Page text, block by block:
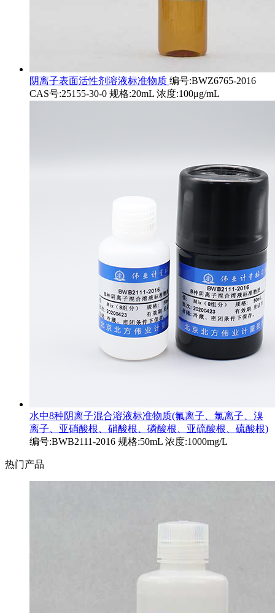
阴离子表面活性剂溶液标准物质 编号:BWZ6765-2016
CAS号:25155-30-0 规格:20mL 浓度:100μg/mL
水中8种阴离子混合溶液标准物质(氟离子、氯离子、溴
离子、亚硝酸根、硝酸根、磷酸根、亚硫酸根、硫酸根)
编号:BWB2111-2016 规格:50mL 浓度:1000mg/L
热门产品